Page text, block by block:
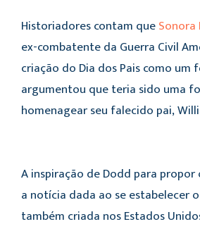
Historiadores contam queSonora
ex-combatente da Guerra Civil
criação do Dia dos Pais como um
argumentou que teria sido uma
homenagear seu falecido pai,
A inspiração de Dodd para propor
a notícia dada ao se estabelecer
também criada nos Estados